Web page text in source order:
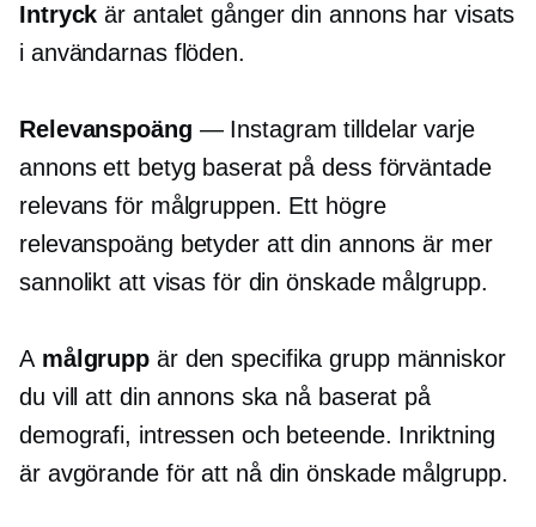
Intryck är antalet gånger din annons har visats
i användarnas flöden.
Relevanspoäng — Instagram tilldelar varje
annons ett betyg baserat på dess förväntade
relevans för målgruppen. Ett högre
relevanspoäng betyder att din annons är mer
sannolikt att visas för din önskade målgrupp.
A målgrupp är den specifika grupp människor
du vill att din annons ska nå baserat på
demografi, intressen och beteende. Inriktning
är avgörande för att nå din önskade målgrupp.